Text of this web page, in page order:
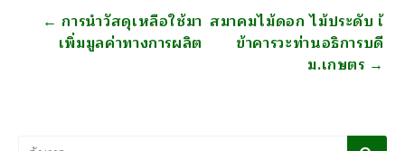
นำทาง
← การนำวัสดุเหลือใช้มา
เพิ่มมูลค่าทางการผลิต
สมาคมไม้ดอก ไม้ประดับ เ้
ข้าคารวะท่านอธิการบดี
ม.เกษตร →